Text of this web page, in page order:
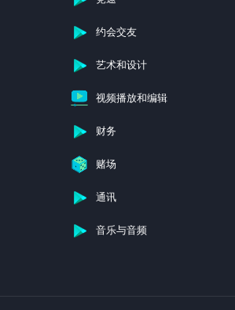
竞速
约会交友
艺术和设计
视频播放和编辑
财务
赌场
通讯